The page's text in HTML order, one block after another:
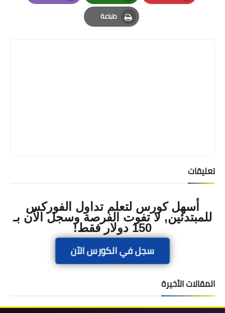
Pinterest
Whatsapp
Email
طباعة
Print
تعليقات
أسهل كورس لتعلم تداول الفوركس
للمبتدئين, لا تفوت الفرصة وسجل الآن بـ
150 دولار فقط!
سجل في الكورس الآن
المقالات الأخيرة